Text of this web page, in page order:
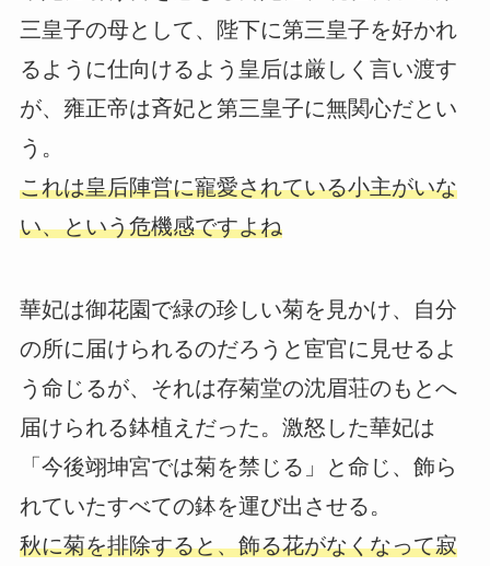
三皇子の母として、陛下に第三皇子を好かれ
るように仕向けるよう皇后は厳しく言い渡す
が、雍正帝は斉妃と第三皇子に無関心だとい
う。
これは皇后陣営に寵愛されている小主がいな
い、という危機感ですよね
華妃は御花園で緑の珍しい菊を見かけ、自分
の所に届けられるのだろうと宦官に見せるよ
う命じるが、それは存菊堂の沈眉荘のもとへ
届けられる鉢植えだった。激怒した華妃は
「今後翊坤宮では菊を禁じる」と命じ、飾ら
れていたすべての鉢を運び出させる。
秋に菊を排除すると、飾る花がなくなって寂